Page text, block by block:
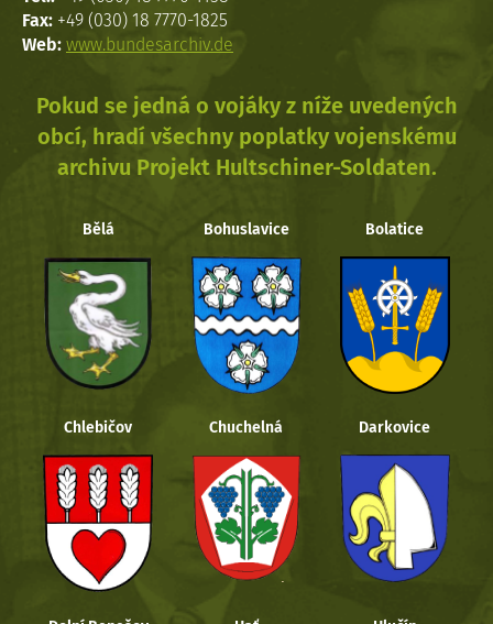
Fax: +49 (030) 18 7770-1825
Web: www.bundesarchiv.de
Pokud se jedná o vojáky z níže uvedených
obcí, hradí všechny poplatky vojenskému
archivu Projekt Hultschiner-Soldaten.
Bělá Bohuslavice Bolatice
Chlebičov Chuchelná Darkovice